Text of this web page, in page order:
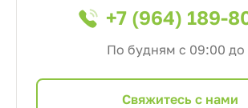
+7 (964) 189-
По будням с 09:00 до
Cвяжитесь с нами